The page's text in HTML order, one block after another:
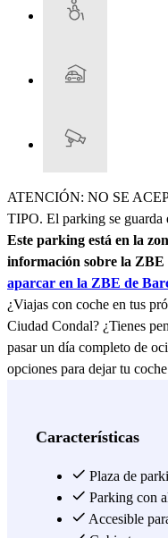
ATENCIÓN: NO SE
TIPO. El parking se guarda
Este parking está en la
información sobre la ZBE
aparcar en la ZBE de
¿Viajas con coche en tus
Ciudad Condal? ¿Tienes
pasar un día completo de
opciones para dejar tu
interés cercanos al parking
Además, a unos 15
Plaça Catalunya y la
mover tu coche y podrás ir
Características
Plaza de
Parking con
Accesible